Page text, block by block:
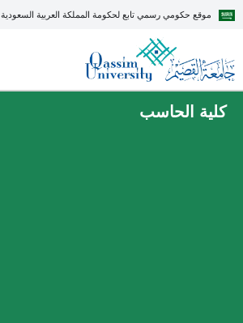
موقع حكومي رسمي تابع لحكومة المملكة العربية السعودية
كلية الحاسب